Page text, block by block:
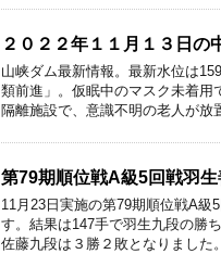
２０２２年１１月１３日の
山峡ダム最新情報。最新水位は
類前進」。仮眠中のマスク未着用
隔離施設で、意識不明の老人が
第79期順位戦A級5回戦羽生
11月23日実施の第79期順位戦A
す。結果は147手で羽生九段の勝
佐藤九段は３勝２敗となりまし